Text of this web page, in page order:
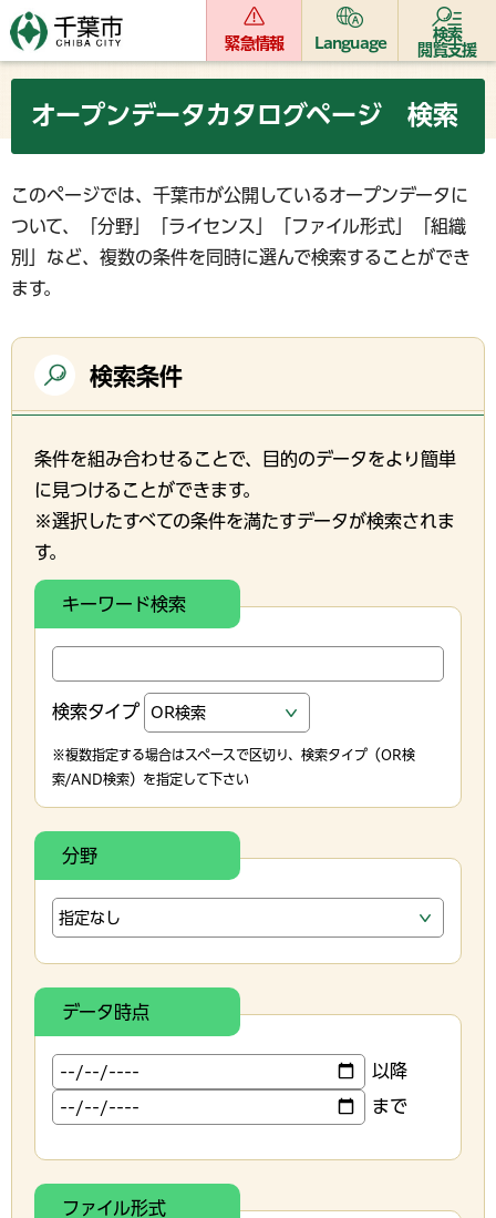
緊急情報 Language
検索
閲覧支援
オープンデータカタログページ 検索
このページでは、千葉市が公開しているオープンデータに
ついて、「分野」「ライセンス」「ファイル形式」「組織
別」など、複数の条件を同時に選んで検索することができ
ます。
検索条件
条件を組み合わせることで、目的のデータをより簡単
に見つけることができます。
※選択したすべての条件を満たすデータが検索されま
す。
キーワード検索
検索タイプ
※複数指定する場合はスペースで区切り、検索タイプ（OR検
索/AND検索）を指定して下さい
分野
データ時点
以降
まで
ファイル形式